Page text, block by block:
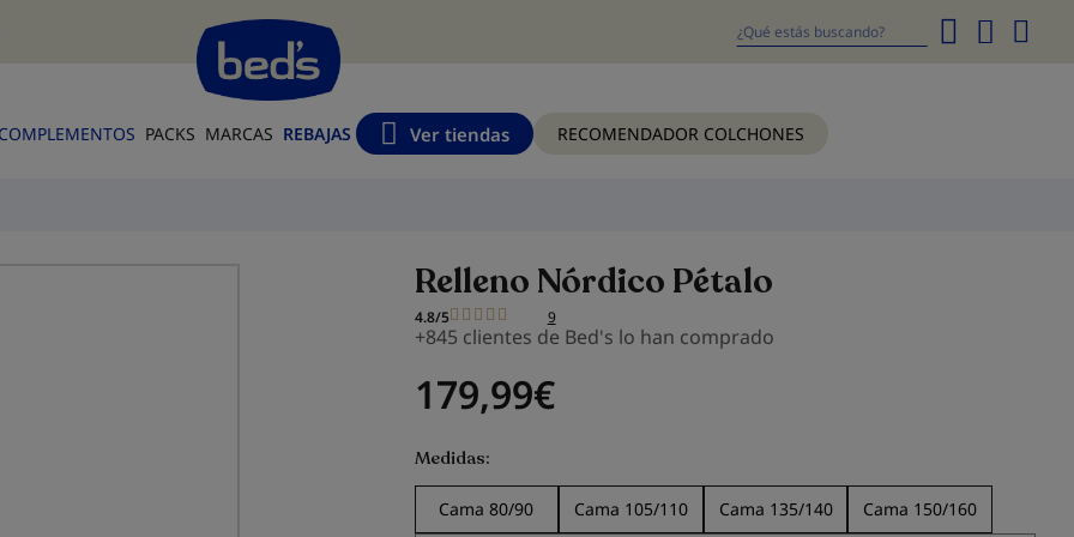
COMPLEMENTOS PACKS MARCAS REBAJAS Ver tiendas RECOMENDADOR COLCHONES
Relleno Nórdico Pétalo
4.8/5 9
+845 clientes de Bed's lo han comprado
179,99€
Medidas
Cama 80/90 Cama 105/110 Cama 135/140 Cama 150/160